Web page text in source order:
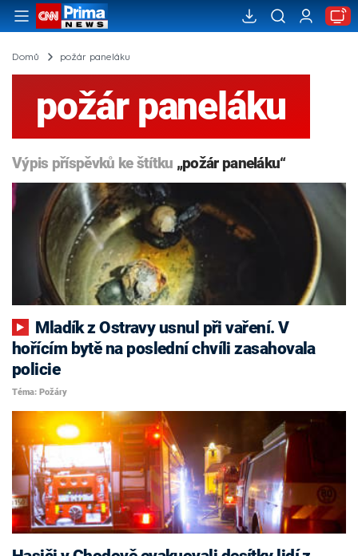
Domů požár paneláku
požár paneláku
Výpis příspěvků ke štítku „požár paneláku“
hořícím bytě na poslední chvíli zasahovala
policie
Téma: Požáry